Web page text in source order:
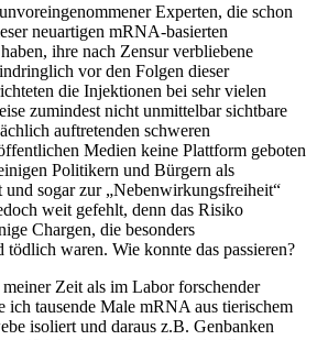
Experten, die schon
neuartigen mRNA-basierten
ihre nach Zensur verbliebene
vor den Folgen dieser
die Injektionen bei sehr vielen
zumindest nicht unmittelbar sichtbare
auftretenden schweren
Medien keine Plattform geboten
Politikern und Bürgern als
sogar zur „Nebenwirkungsfreiheit“
weit gefehlt, denn das Risiko
Chargen, die besonders
waren. Wie konnte das passieren?
Zeit als im Labor forschender
ich tausende Male mRNA aus tierischem
isoliert und daraus z.B. Genbanken